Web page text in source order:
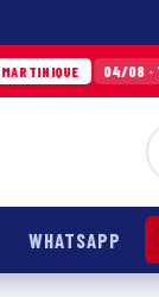
04/08 · 11h06 Un
WHATSAPP